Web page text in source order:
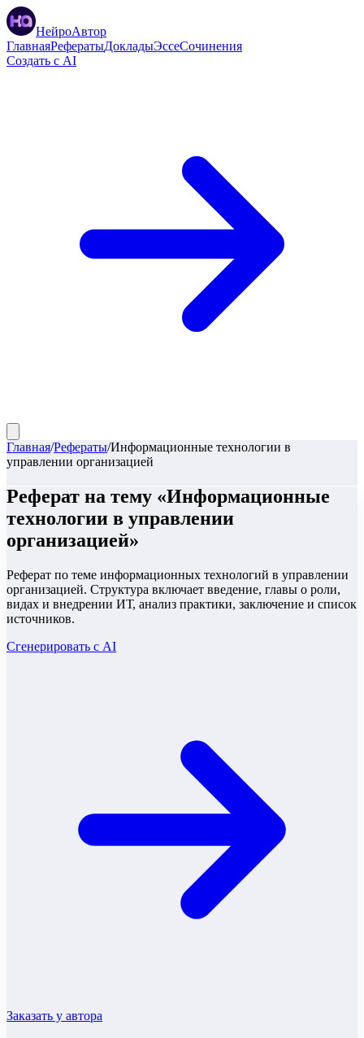
НейроАвтор
ГлавнаяРефератыДокладыЭссеСочинения
Создать с AI
Главная/Рефераты/Информационные технологии в
управлении организацией
Реферат на тему «Информационные
технологии в управлении
организацией»
Реферат по теме информационных технологий в управлении
организацией. Структура включает введение, главы о роли,
видах и внедрении ИТ, анализ практики, заключение и список
источников.
Сгенерировать с AI
Заказать у автора